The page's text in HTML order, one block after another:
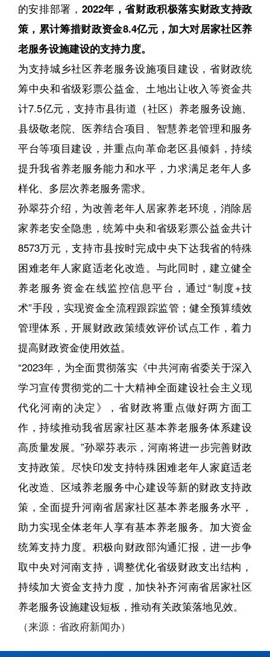
的安排部署， 2022年，省财政积极落实财政支持政
策，累计筹措财政资金8.4亿元，加大对居家社区养
老服务设施建设的支持力度。
为支持城乡社区养老服务设施项目建设，省财政统
筹中央和省级彩票公益金、土地出让收入等资金共
计7.5亿元，支持市县街道（社区）养老服务设施、
县级敬老院、医养结合项目、智慧养老管理和服务
平台等项目建设，并重点向革命老区县倾斜，持续
提升我省养老服务能力和水平，力求满足老年人多
样化、多层次养老服务需求。
孙翠芬介绍，为改善老年人居家养老环境，消除居
家养老安全隐患，统筹中央和省级彩票公益金共计
8573万元，支持市县按时完成中央下达我省的特殊
困难老年人家庭适老化改造。与此同时，建立健全
养老服务资金在线监控信息平台，通过“制度+技
术”手段，实现资金全流程跟踪监管；健全预算绩效
管理体系，开展财政政策绩效评价试点工作，着力
提高财政资金使用效益。
“2023年，为全面贯彻落实《中共河南省委关于深入
学习宣传贯彻党的二十大精神全面建设社会主义现
代化河南的决定》，省财政将重点做好两方面工
作，持续推动我省居家社区基本养老服务体系建设
高质量发展。”孙翠芬表示，河南将进一步完善财政
支持政策。尽快印发支持特殊困难老年人家庭适老
化改造、区域养老服务中心建设等新的财政支持政
策，全面提升河南省居家社区基本养老服务水平，
助力实现全体老年人享有基本养老服务。加大资金
统筹支持力度。积极向财政部沟通汇报，进一步争
取中央对河南支持，调整优化省级财政支出结构，
持续加大资金支持力度，加快补齐河南省居家社区
养老服务设施建设短板，推动有关政策落地见效。
（来源：省政府新闻办）